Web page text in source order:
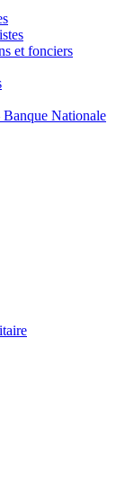
et fonciers
Nationale